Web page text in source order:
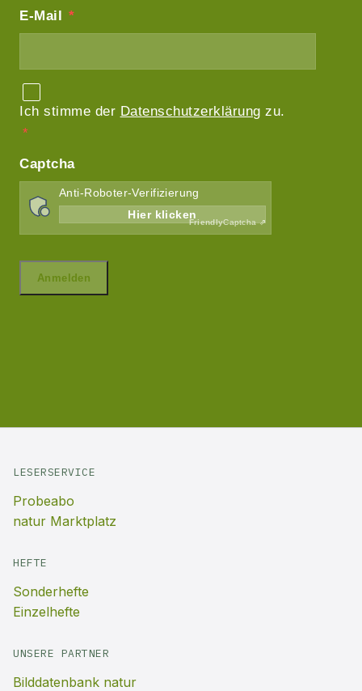
LESERSERVICE
Probeabo
natur Marktplatz
HEFTE
Sonderhefte
Einzelhefte
UNSERE PARTNER
Bilddatenbank natur